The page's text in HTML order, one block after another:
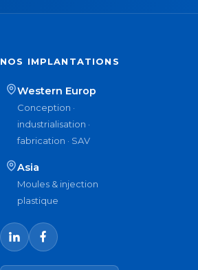
NOS IMPLANTATIONS
Western Europ
Conception ·
industrialisation ·
fabrication · SAV
Asia
Moules & injection
plastique